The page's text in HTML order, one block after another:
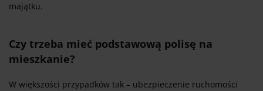
majątku.
Czy trzeba mieć podstawową polisę na
mieszkanie?
W większości przypadków tak – ubezpieczenie ruchomości